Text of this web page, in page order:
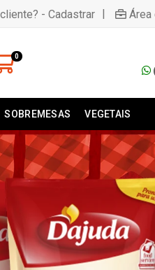
- Cadastrar | Área
0
SOBREMESAS VEGETAIS